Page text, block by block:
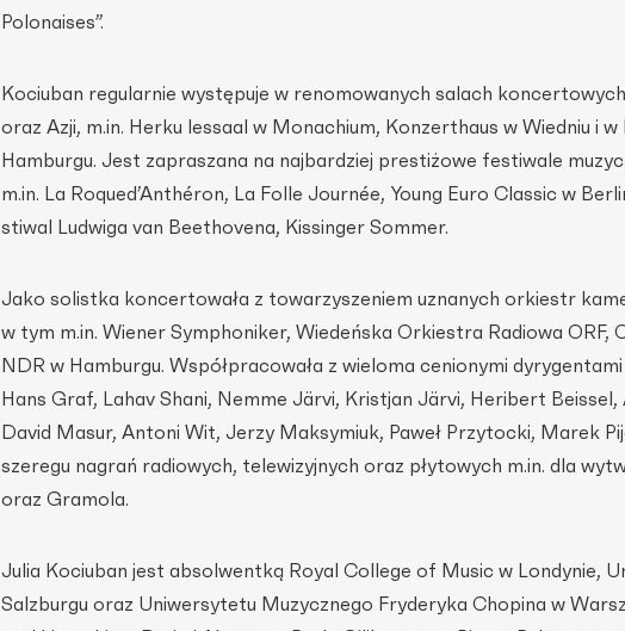
Po­lonaises”.
Kociuban regularnie występuje w renomowanych salach
oraz Azji, m.in. Herku lessaal w Monachium, Konzerthaus w Wiedniu i
Hamburgu. Jest zapraszana na najbardziej prestiżowe fe­stiwale
m.in. La Roque­d’Anthéron, La Folle Journée, Young Euro Classic w
stiwal Ludwiga van Beethovena, Kissinger Sommer.
Jako solistka koncertowała z towarzyszeniem uznanych orkiestr
w tym m.in. Wiener Symphoni­ker, Wiedeńska Orkiestra Radiowa ORF,
NDR w Hamburgu. Współpracowała z wieloma cenionymi
Hans Graf, Lahav Shani, Nem­me Järvi, Kristjan Järvi, Heribert
David Masur, Antoni Wit, Jerzy Maksymiuk, Paweł Przy­tocki, Marek
szeregu nagrań radiowych, telewizyjnych oraz płytowych m.in. dla
oraz Gramola.
Julia Kociuban jest absolwentką Royal College of Music w Lon­dynie,
Salzburgu oraz Uniwersytetu Muzycznego Fryderyka Chopina w